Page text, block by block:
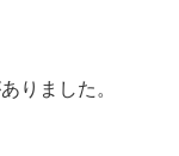
りました。